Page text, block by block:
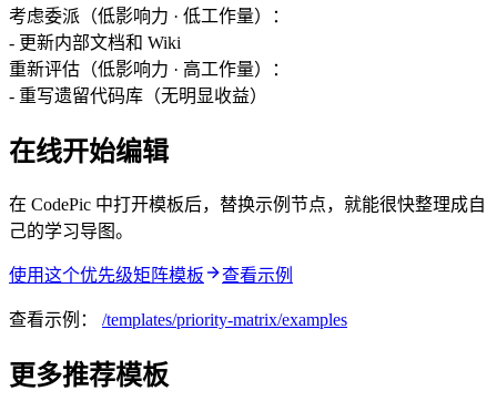
考虑委派（低影响力 · 低工作量）：
- 更新内部文档和 Wiki
重新评估（低影响力 · 高工作量）：
- 重写遗留代码库（无明显收益）
在线开始编辑
在 CodePic 中打开模板后，替换示例节点，就能很快整理成自
己的学习导图。
使用这个优先级矩阵模板 查看示例
查看示例： /templates/priority-matrix/examples
更多推荐模板